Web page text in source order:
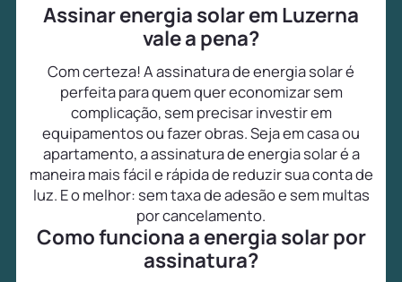
Assinar energia solar em Luzerna
vale a pena?
Com certeza! A assinatura de energia solar é
perfeita para quem quer economizar sem
complicação, sem precisar investir em
equipamentos ou fazer obras. Seja em casa ou
apartamento, a assinatura de energia solar é a
maneira mais fácil e rápida de reduzir sua conta de
luz. E o melhor: sem taxa de adesão e sem multas
por cancelamento.
Como funciona a energia solar por
assinatura?